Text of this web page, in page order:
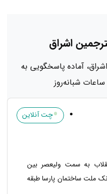
اشراق
آماده پاسخگویی به
شبانه‌روز
•چت آنلاین
به سمت ولیعصر بین
ملت ساختمان پارسا طبقه